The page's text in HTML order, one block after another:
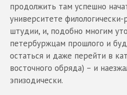
продолжить там успешно
университете филологически-
штудии, и, подобно многим
петербуржцам прошлого и
остаться и даже перейти в
восточного обряда) – и
эпизодически.